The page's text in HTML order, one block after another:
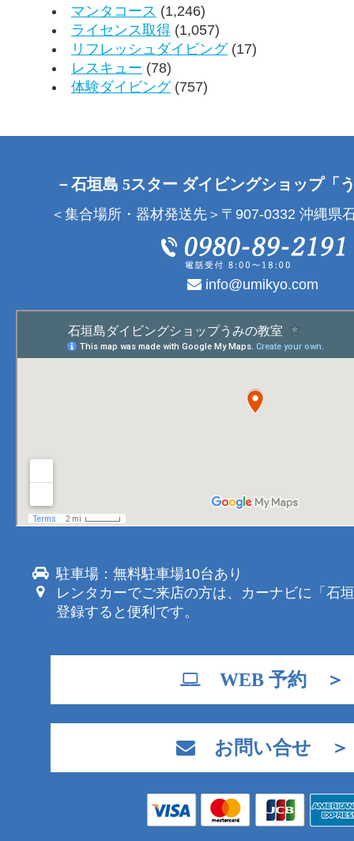
マンタコース (1,246)
ライセンス取得 (1,057)
リフレッシュダイビング(17)
レスキュー (78)
体験ダイビング(757)
－石垣島 5スター ダイビングショップ「
＜集合場所・器材発送先＞〒907-0332 沖縄県
info@umikyo.com
駐車場：無料駐車場10台あり
レンタカーでご来店の方は、カーナビに「石
登録すると便利です。
WEB 予約 ＞
お問い合せ ＞